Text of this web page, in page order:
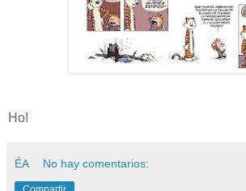
Ho!
ÉA No hay comentarios: